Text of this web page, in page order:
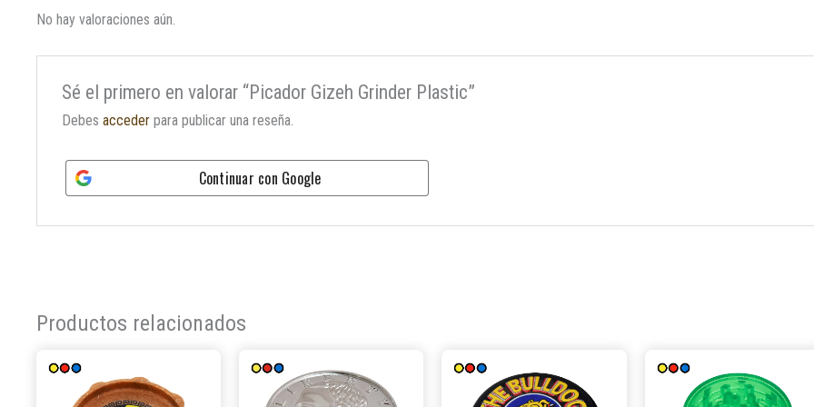
No hay valoraciones aún.
Sé el primero en valorar “Picador Gizeh Grinder Plastic”
Debes accederpara publicar una reseña.
Continuar con Google
Productos relacionados